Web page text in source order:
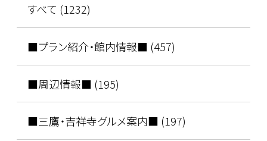
すべて (1232)
■プラン紹介・館内情報■ (457)
■周辺情報■ (195)
■三鷹・吉祥寺グルメ案内■ (197)